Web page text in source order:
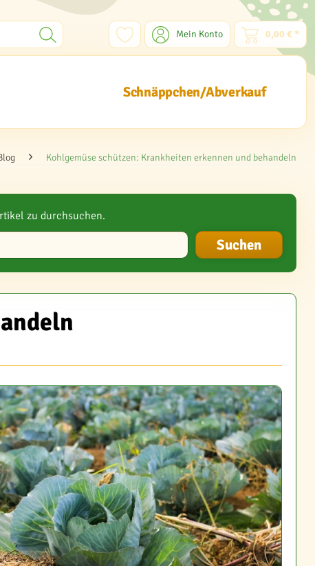
Mein Konto 0,00 € *
Schnäppchen/Abverkauf
Kohlgemüse schützen: Krankheiten erkennen und behandeln
zu durchsuchen.